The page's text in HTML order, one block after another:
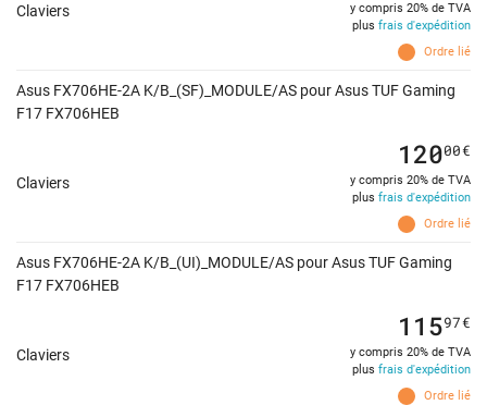
Claviers
Ordre lié
y compris 20% de TVA
plus frais d'expédition
Asus FX706HE-2A K/B_(SF)_MODULE/AS pour Asus TUF Gaming
F17 FX706HEB
Claviers
Ordre lié
12000€
y compris 20% de TVA
plus frais d'expédition
Asus FX706HE-2A K/B_(UI)_MODULE/AS pour Asus TUF Gaming
F17 FX706HEB
Claviers
Ordre lié
11597€
y compris 20% de TVA
plus frais d'expédition